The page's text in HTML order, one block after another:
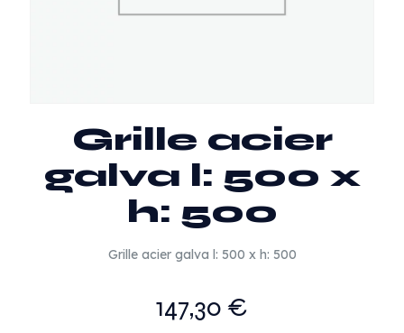
Grille acier
galva l: 500 x
h: 500
Grille acier galva l: 500 x h: 500
147,30€